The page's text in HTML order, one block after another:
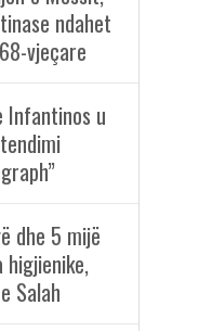
ndahet
vjeçare
Infantinos u
dhe 5 mijë
Salah